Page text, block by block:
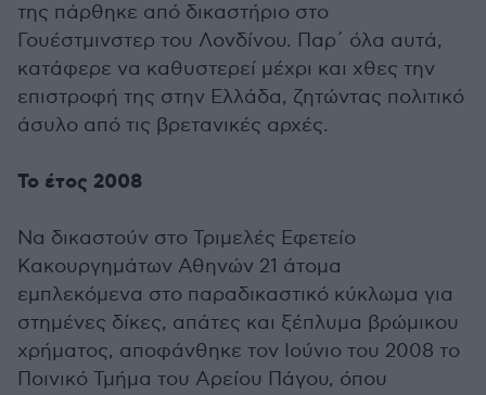
της πάρθηκε από δικαστήριο στο
Γουέστμινστερ του Λονδίνου. Παρ΄ όλα αυτά,
κατάφερε να καθυστερεί μέχρι και χθες την
επιστροφή της στην Ελλάδα, ζητώντας πολιτικό
άσυλο από τις βρετανικές αρχές.
Το έτος 2008
Να δικαστούν στο Τριμελές Εφετείο
Κακουργημάτων Αθηνών 21 άτομα
εμπλεκόμενα στο παραδικαστικό κύκλωμα για
στημένες δίκες, απάτες και ξέπλυμα βρώμικου
χρήματος, αποφάνθηκε τον Ιούνιο του 2008 το
Ποινικό Τμήμα του Αρείου Πάγου, όπου